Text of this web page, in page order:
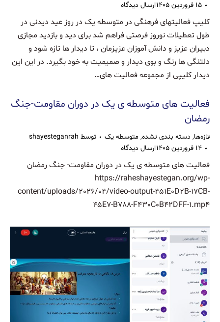
۱۵ فروردین ۱۴۰۵
ارسال دیدگاه
کلیپ فعالیتهای فرهنگی در متوسطه یک در روز عید دیدنی در
طول تعطیلات نوروز فرصتی فراهم شد برای دید و بازدید مجازی
دبیران عزیز و دانش آموزان عزیزمان ، تا دیدار ها تازه شود و
دلتنگی ها رنگ و بوی دیدار و صمیمیت به خود بگیرد. در این این
دیدار کلیپی از مجموعه فعالیت های…
فعالیت های متوسطه ی یک در دوران مقاومت-جنگ
رمضان
تازه‌ها, دسته بندی نشده, متوسطه یک توسط shayesteganrah
۱۴ فروردین ۱۴۰۵
ارسال دیدگاه
فعالیت های متوسطه ی یک در دوران مقاومت- جنگ رمضان
https://raheshayestegan.org/wp-
content/uploads/2026/04/video-output-451E0D2B-17CB-
45E7-B788-F430C0B42DFF-1.mp4